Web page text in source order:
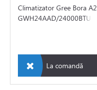
Climatizator Gree Bora A2
GWH24AAD/24000BTU
La comandă